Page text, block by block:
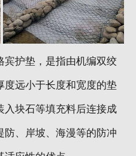
联系我们
地区分站
宾护垫，是指由机编双绞
度远小于长度和宽度的垫
入块石等填充料后连接成
防、岸坡、海漫等的防冲